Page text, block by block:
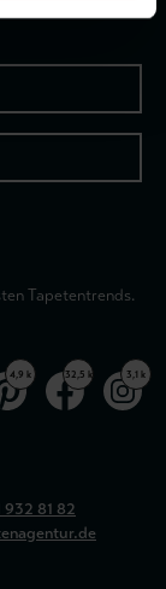
Tapetentrends.
4,9 k 32,5 k 3,1 k
81 82